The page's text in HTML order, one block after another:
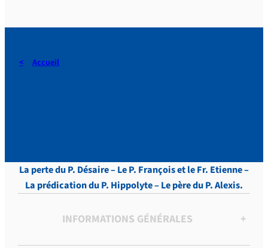
Accueil
La perte du P. Désaire – Le P. François et le Fr. Etienne –
La prédication du P. Hippolyte – Le père du P. Alexis.
INFORMATIONS GÉNÉRALES +